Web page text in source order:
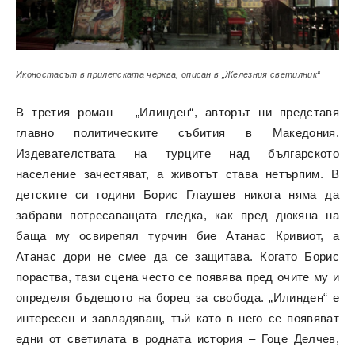
Иконостасът в прилепската черква, описан в „Железния светилник“
В третия роман – „Илинден“, авторът ни представя
главно политическите събития в Македония.
Издевателствата на турците над българското
население зачестяват, а животът става нетърпим. В
детските си години Борис Глаушев никога няма да
забрави потресаващата гледка, как пред дюкяна на
баща му освирепял турчин бие Атанас Кривиот, а
Атанас дори не смее да се защитава. Когато Борис
пораства, тази сцена често се появява пред очите му и
определя бъдещото на борец за свобода. „Илинден“ е
интересен и завладяващ, тъй като в него се появяват
едни от светилата в родната история – Гоце Делчев,